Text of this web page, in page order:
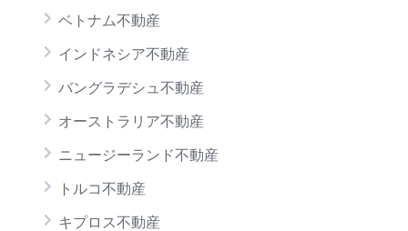
ベトナム不動産
インドネシア不動産
バングラデシュ不動産
オーストラリア不動産
ニュージーランド不動産
トルコ不動産
キプロス不動産